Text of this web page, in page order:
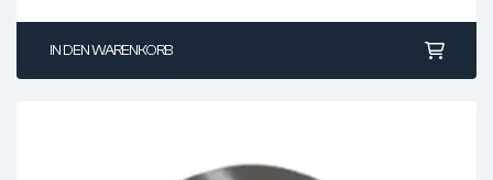
IN DEN WARENKORB